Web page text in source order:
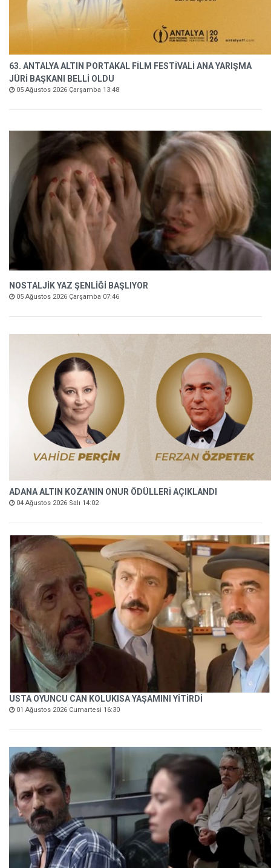
63. ANTALYA ALTIN PORTAKAL FİLM FESTİVALİ ANA YARIŞMA
JÜRİ BAŞKANI BELLİ OLDU
05 Ağustos 2026 Çarşamba 13:48
NOSTALJİK YAZ ŞENLİĞİ BAŞLIYOR
05 Ağustos 2026 Çarşamba 07:46
ADANA ALTIN KOZA'NIN ONUR ÖDÜLLERİ AÇIKLANDI
04 Ağustos 2026 Salı 14:02
USTA OYUNCU CAN KOLUKISA YAŞAMINI YİTİRDİ
01 Ağustos 2026 Cumartesi 16:30